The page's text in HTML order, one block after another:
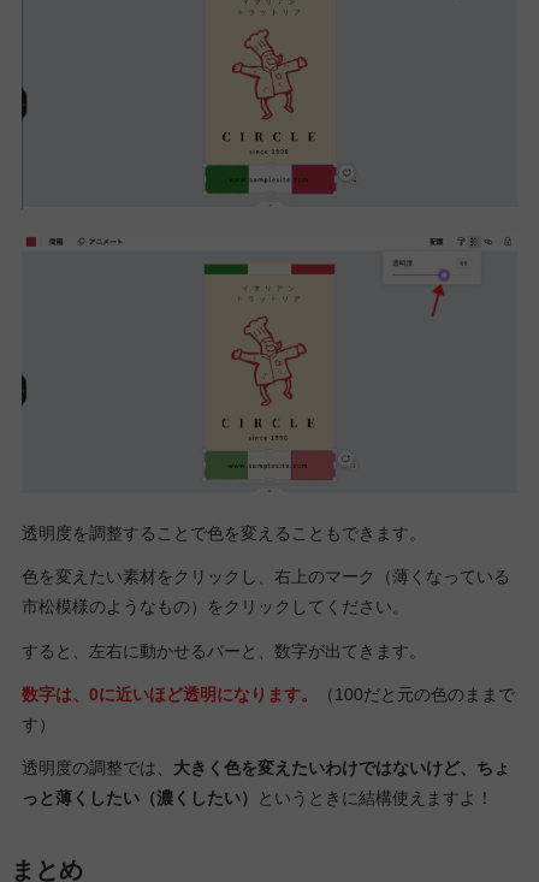
透明度を調整することで色を変えることもできます。
色を変えたい素材をクリックし、右上のマーク（薄くなっている
市松模様のようなもの）をクリックしてください。
すると、左右に動かせるバーと、数字が出てきます。
数字は、0に近いほど透明になります。
（100だと元の色のままで
す）
透明度の調整では、 大きく色を変えたいわけではないけど、ちょ
っと薄くしたい（濃くしたい）
というときに結構使えますよ！
まとめ